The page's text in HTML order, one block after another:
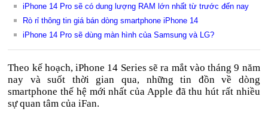
iPhone 14 Pro sẽ có dung lượng RAM lớn nhất từ trước đến nay
Rò rỉ thông tin giá bán dòng smartphone iPhone 14
iPhone 14 Pro sẽ dùng màn hình của Samsung và LG?
Theo kế hoạch, iPhone 14 Series sẽ ra mắt vào tháng 9 năm
nay và suốt thời gian qua, những tin đồn về dòng
smartphone thế hệ mới nhất của Apple đã thu hút rất nhiều
sự quan tâm của iFan.